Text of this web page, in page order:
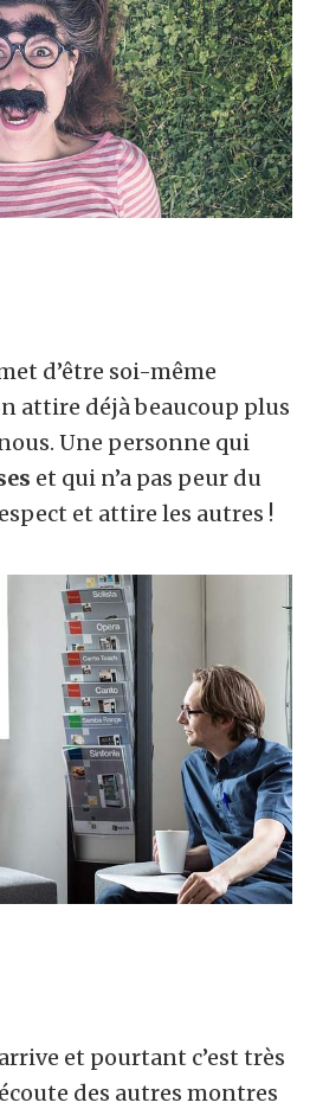
d’être soi-même
attire déjà beaucoup plus
Une personne qui
et qui n’a pas peur du
et attire les autres !
et pourtant c’est très
des autres montres